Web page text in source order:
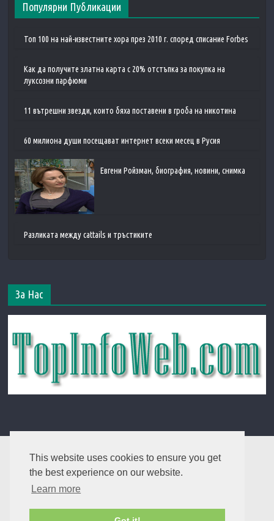
This website uses cookies to ensure you get
the best experience on our website.
Learn more
Популярни Публикации
Топ 100 на най-известните хора през 2010 г. според списание Forbes
Как да получите златна карта с 20% отстъпка за покупка на
луксозни парфюми
11 вътрешни звезди, които бяха поставени в гроба на никотина
60 милиона души посещават интернет всеки месец в Русия
Евгени Ройзман, биография, новини, снимка
Разликата между cattails и тръстиките
За Нас